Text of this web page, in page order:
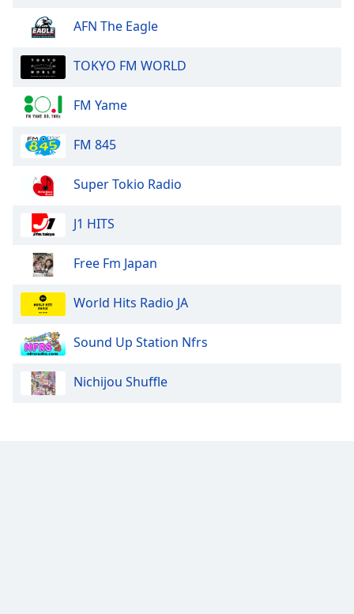
dialog
window.
Escape
cancel
Color
Opacity
Color
Opacity
AFN The Eagle
TOKYO FM WORLD
FM Yame
FM 845
Super Tokio Radio
J1 HITS
Free Fm Japan
World Hits Radio JA
Sound Up Station Nfrs
Nichijou Shuffle